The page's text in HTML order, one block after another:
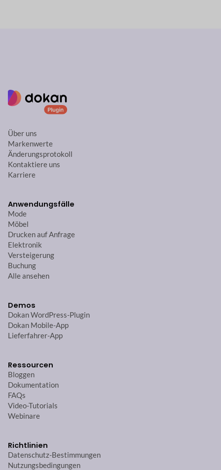
Über uns
Markenwerte
Änderungsprotokoll
Kontaktiere uns
Karriere
Anwendungsfälle
Mode
Möbel
Drucken auf Anfrage
Elektronik
Versteigerung
Buchung
Alle ansehen
Demos
Dokan WordPress-Plugin
Dokan Mobile-App
Lieferfahrer-App
Ressourcen
Bloggen
Dokumentation
FAQs
Video-Tutorials
Webinare
Richtlinien
Datenschutz-Bestimmungen
Nutzungsbedingungen